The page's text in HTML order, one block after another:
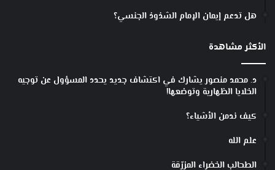
هل تدعم إيمان الإمام الشذوذ الجنسي؟
الأكثر مشاهدة
د. محمد منصور يشارك في اكتشاف جديد يحدد المسؤول عن توجيه
الخلايا الظهارية وتوضعها!
كيف ندمن الأشياء؟
علم الله
الطحالب الخضراء المزرّقة